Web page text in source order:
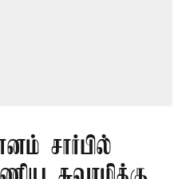
சார்பில்